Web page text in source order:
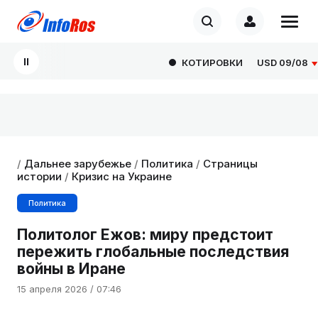
КОТИРОВКИ USD 09/08
/ Дальнее зарубежье / Политика / Страницы
истории / Кризис на Украине
Политика
Политолог Ежов: миру предстоит
пережить глобальные последствия
войны в Иране
15 апреля 2026 / 07:46